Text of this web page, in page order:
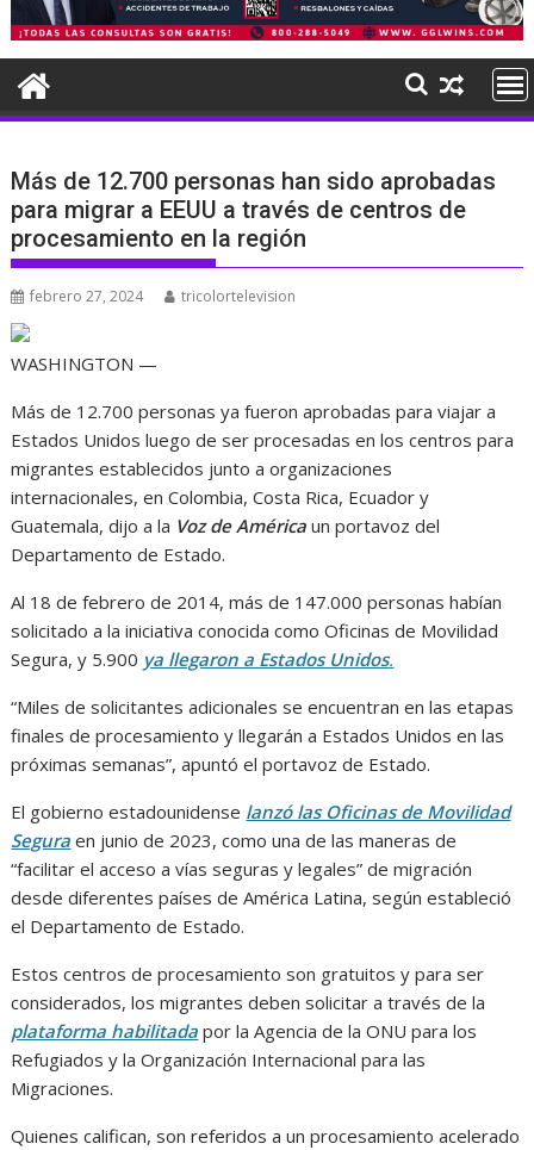
Más de 12.700 personas han sido aprobadas
para migrar a EEUU a través de centros de
procesamiento en la región
febrero 27, 2024 tricolortelevision
WASHINGTON —
Más de 12.700 personas ya fueron aprobadas para viajar a
Estados Unidos luego de ser procesadas en los centros para
migrantes establecidos junto a organizaciones
internacionales, en Colombia, Costa Rica, Ecuador y
Guatemala, dijo a la Voz de Américaun portavoz del
Departamento de Estado.
Al 18 de febrero de 2014, más de 147.000 personas habían
solicitado a la iniciativa conocida como Oficinas de Movilidad
Segura, y 5.900 ya llegaron a Estados Unidos.
“Miles de solicitantes adicionales se encuentran en las etapas
finales de procesamiento y llegarán a Estados Unidos en las
próximas semanas”, apuntó el portavoz de Estado.
El gobierno estadounidense lanzó las Oficinas de Movilidad
Segura en junio de 2023, como una de las maneras de
“facilitar el acceso a vías seguras y legales” de migración
desde diferentes países de América Latina, según estableció
el Departamento de Estado.
Estos centros de procesamiento son gratuitos y para ser
considerados, los migrantes deben solicitar a través de la
plataforma habilitada por la Agencia de la ONU para los
Refugiados y la Organización Internacional para las
Migraciones.
Quienes califican, son referidos a un procesamiento acelerado